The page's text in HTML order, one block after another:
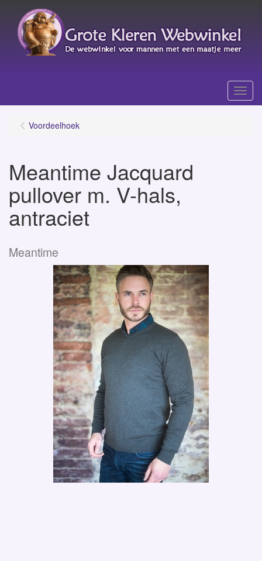
Menu
Voordeelhoek
Meantime Jacquard
pullover m. V-hals,
antraciet
Meantime